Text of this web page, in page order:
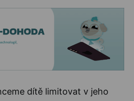
dítě limitovat v jeho